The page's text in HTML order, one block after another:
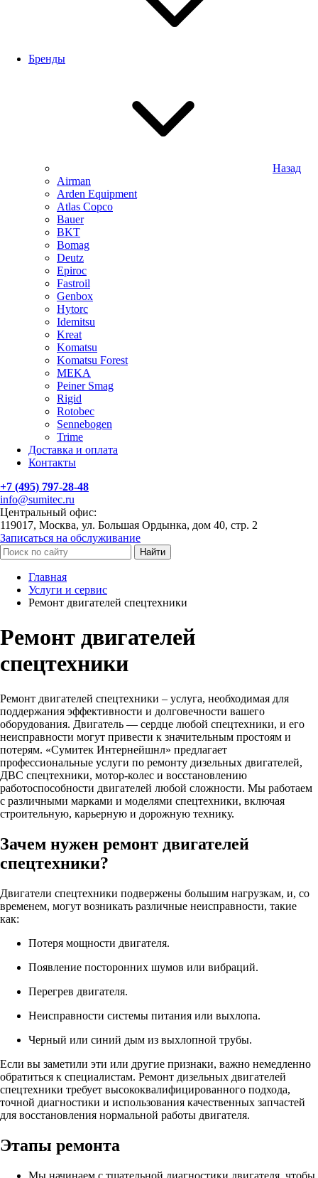
Бренды
Назад
Airman
Arden Equipment
Atlas Сopco
Bauer
BKT
Bomag
Deutz
Epiroc
Fastroil
Genbox
Hytorc
Idemitsu
Kreat
Komatsu
Komatsu Forest
MEKA
Peiner Smag
Rigid
Rotobec
Sennebogen
Trime
Доставка и оплата
Контакты
+7 (495) 797-28-48
info@sumitec.ru
Центральный офис:
119017, Москва, ул. Большая Ордынка, дом 40, стр. 2
Записаться на обслуживание
Найти
Главная
Услуги и сервис
Ремонт двигателей спецтехники
Ремонт двигателей
спецтехники
Ремонт двигателей спецтехники – услуга, необходимая для
поддержания эффективности и долговечности вашего
оборудования. Двигатель — сердце любой спецтехники, и его
неисправности могут привести к значительным простоям и
потерям. «Сумитек Интернейшнл» предлагает
профессиональные услуги по ремонту дизельных двигателей,
ДВС спецтехники, мотор-колес и восстановлению
работоспособности двигателей любой сложности. Мы работаем
с различными марками и моделями спецтехники, включая
строительную, карьерную и дорожную технику.
Зачем нужен ремонт двигателей
спецтехники?
Двигатели спецтехники подвержены большим нагрузкам, и, со
временем, могут возникать различные неисправности, такие
как:
Потеря мощности двигателя.
Появление посторонних шумов или вибраций.
Перегрев двигателя.
Неисправности системы питания или выхлопа.
Черный или синий дым из выхлопной трубы.
Если вы заметили эти или другие признаки, важно немедленно
обратиться к специалистам. Ремонт дизельных двигателей
спецтехники требует высококвалифицированного подхода,
точной диагностики и использования качественных запчастей
для восстановления нормальной работы двигателя.
Этапы ремонта
Мы начинаем с тщательной диагностики двигателя, чтобы